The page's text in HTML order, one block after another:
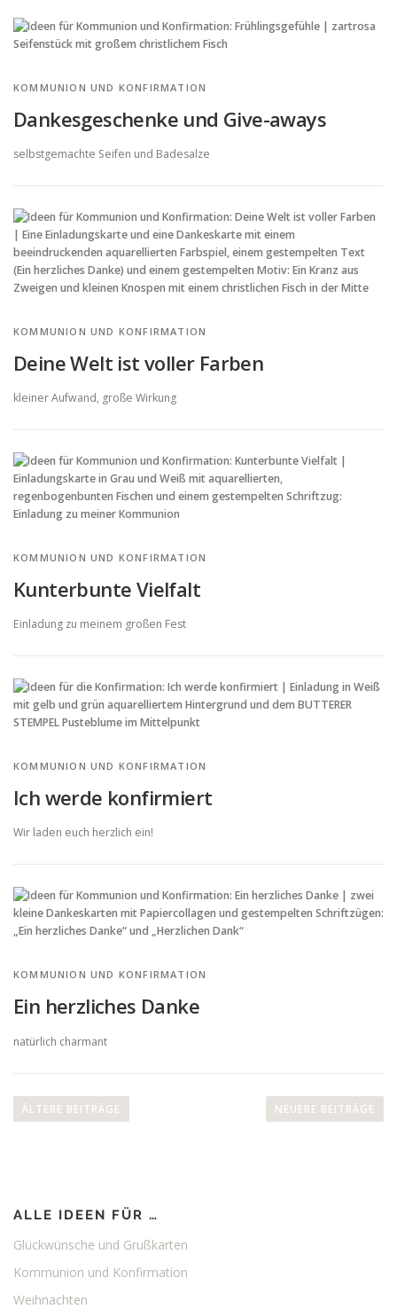
KOMMUNION UND KONFIRMATION
Dankesgeschenke und Give-aways
selbstgemachte Seifen und Badesalze
KOMMUNION UND KONFIRMATION
Deine Welt ist voller Farben
kleiner Aufwand, große Wirkung
KOMMUNION UND KONFIRMATION
Kunterbunte Vielfalt
Einladung zu meinem großen Fest
KOMMUNION UND KONFIRMATION
Ich werde konfirmiert
Wir laden euch herzlich ein!
KOMMUNION UND KONFIRMATION
Ein herzliches Danke
natürlich charmant
e
g
s
n
a
ÄLTERE BEITRÄGE NEUERE BEITRÄGE
ALLE IDEEN FÜR …
Glückwünsche und Grußkarten
Kommunion und Konfirmation
Weihnachten